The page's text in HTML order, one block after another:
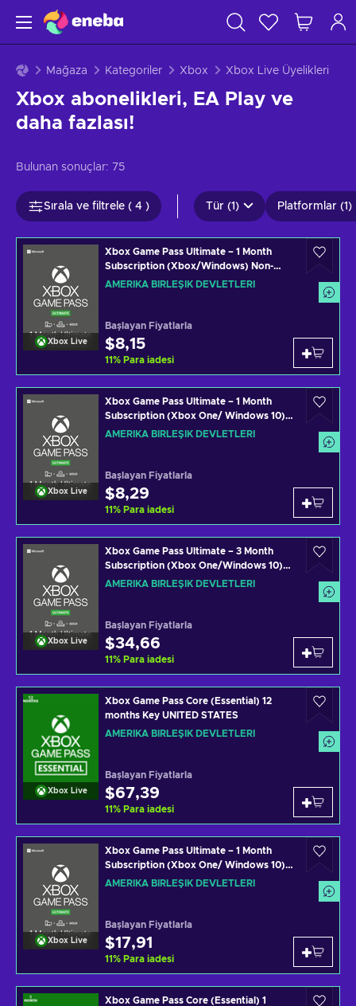
Mağaza Kategoriler Xbox Xbox Live Üyelikleri
Xbox abonelikleri, EA Play ve
daha fazlası!
Bulunan sonuçlar: 75
Sırala ve filtrele ( 4 ) Tür (1) Platformlar (1)
Xbox Live
Xbox Game Pass Ultimate – 1 Month
Subscription (Xbox/Windows) Non-
stackable Key UNITED STATES
AMERIKA BIRLEŞIK DEVLETLERI
Başlayan Fiyatlarla
$8,15
11% Para iadesi
Xbox Live
Xbox Game Pass Ultimate – 1 Month
Subscription (Xbox One/ Windows 10)
non-stackable Xbox Live Key UNITED
AMERIKA BIRLEŞIK DEVLETLERI
Başlayan Fiyatlarla
$8,29
11% Para iadesi
Xbox Live
Xbox Game Pass Ultimate – 3 Month
Subscription (Xbox One/Windows 10)
Xbox Live Key UNITED STATES
AMERIKA BIRLEŞIK DEVLETLERI
Başlayan Fiyatlarla
$34,66
11% Para iadesi
Xbox Live
Xbox Game Pass Core (Essential) 12
months Key UNITED STATES
AMERIKA BIRLEŞIK DEVLETLERI
Başlayan Fiyatlarla
$67,39
11% Para iadesi
Xbox Live
Xbox Game Pass Ultimate – 1 Month
Subscription (Xbox One/ Windows 10)
Xbox Live Key UNITED STATES
AMERIKA BIRLEŞIK DEVLETLERI
Başlayan Fiyatlarla
$17,91
11% Para iadesi
Xbox Game Pass Core (Essential) 1